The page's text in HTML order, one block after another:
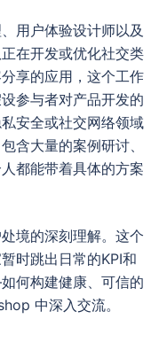
用户体验设计师以及
在开发或优化社交类
享的应用，这个工作
参与者对产品开发的
安全或社交网络领域
含大量的案例研讨、
都能带着具体的方案
境的深刻理解。这个
时跳出日常的KPI和
何构建健康、可信的
中深入交流。